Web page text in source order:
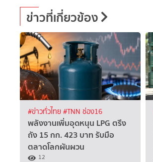
ข่าวที่เกี่ยวข้อง
#ข่าวทั่วไทย#TNN ช่อง16
พลังงานเพิ่มอุดหนุน LPG ตรึง
ถัง 15 กก. 423 บาท รับมือ
ตลาดโลกผันผวน
12